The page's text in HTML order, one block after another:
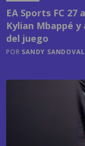
EA Sports FC
Kylian Mbappé
del juego
POR SANDY SANDOVAL